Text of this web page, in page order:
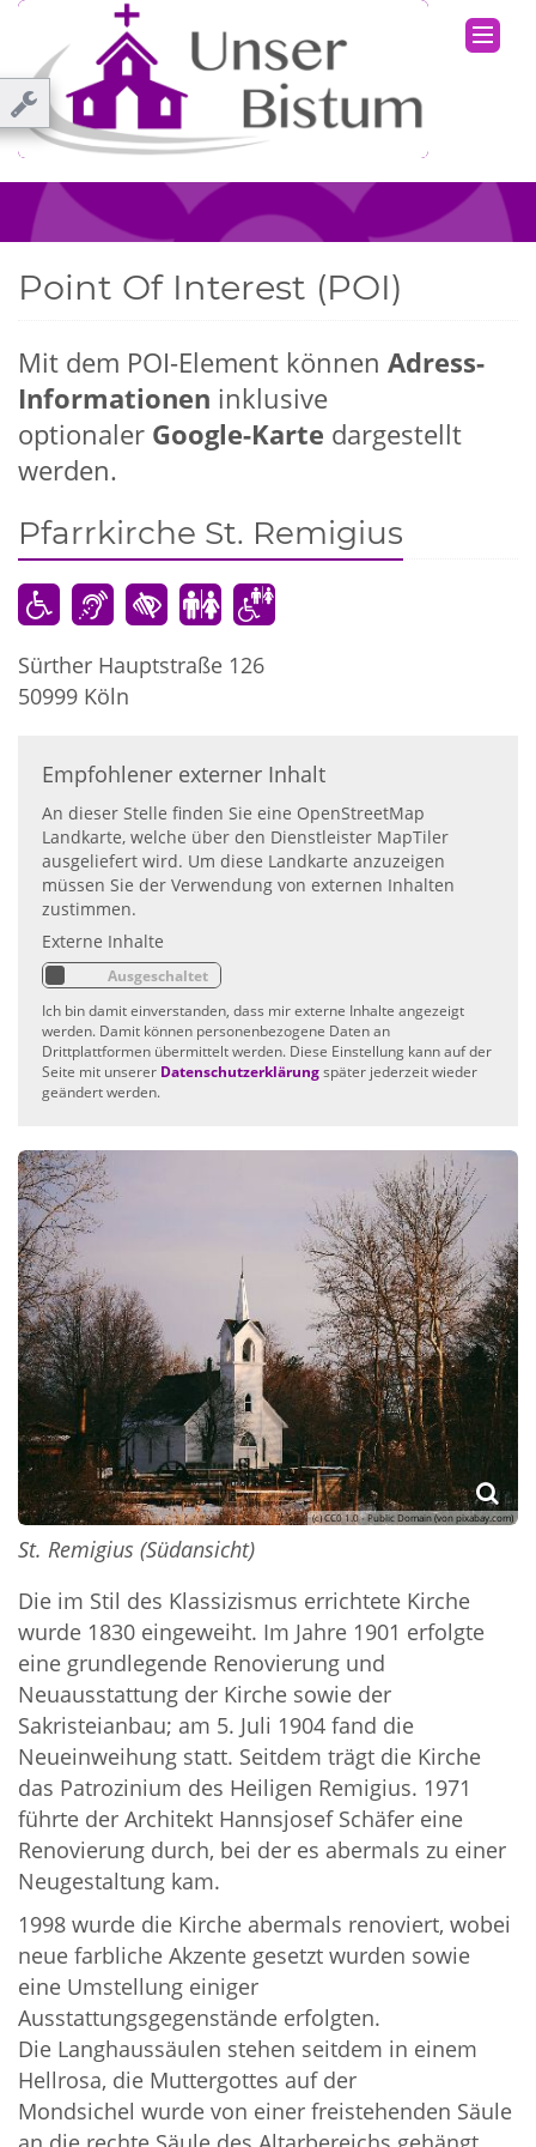
Point Of Interest (POI)
Mit dem POI-Element können Adress-
Informationen inklusive
optionaler Google-Karte dargestellt
werden.
Pfarrkirche St. Remigius
Sürther Hauptstraße 126
50999 Köln
Empfohlener externer Inhalt
An dieser Stelle finden Sie eine OpenStreetMap
Landkarte, welche über den Dienstleister MapTiler
ausgeliefert wird. Um diese Landkarte anzuzeigen
müssen Sie der Verwendung von externen Inhalten
zustimmen.
Externe Inhalte
Ich bin damit einverstanden, dass mir externe Inhalte angezeigt
werden. Damit können personenbezogene Daten an
Drittplattformen übermittelt werden. Diese Einstellung kann auf der
Seite mit unserer Datenschutzerklärungspäter jederzeit wieder
geändert werden.
(c) CC0 1.0 - Public Domain (von pixabay.com)
St. Remigius (Südansicht)
Die im Stil des Klassizismus errichtete Kirche
wurde 1830 eingeweiht. Im Jahre 1901 erfolgte
eine grundlegende Renovierung und
Neuausstattung der Kirche sowie der
Sakristeianbau; am 5. Juli 1904 fand die
Neueinweihung statt. Seitdem trägt die Kirche
das Patrozinium des Heiligen Remigius. 1971
führte der Architekt Hannsjosef Schäfer eine
Renovierung durch, bei der es abermals zu einer
Neugestaltung kam.
1998 wurde die Kirche abermals renoviert, wobei
neue farbliche Akzente gesetzt wurden sowie
eine Umstellung einiger
Ausstattungsgegenstände erfolgten.
Die Langhaussäulen stehen seitdem in einem
Hellrosa, die Muttergottes auf der
Mondsichel wurde von einer freistehenden Säule